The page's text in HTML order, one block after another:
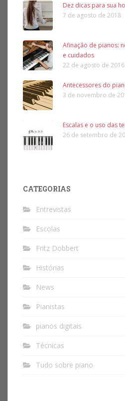
Dez dicas para sua
7 de agosto de 2018
Afinação de pianos:
e cuidados
22 de agosto de 2016
Antecessores do
3 de novembro de
Escalas e o uso das
26 de setembro de
CATEGORIAS
Entrevistas
Escolas
Fritz Dobbert
Histórias
News
Pianistas
pianos digitais
Técnicas
Tudo sobre piano